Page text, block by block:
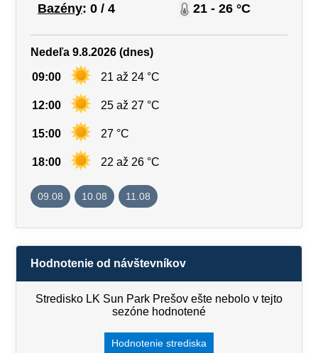
Bazény: 0 / 4 21 - 26 °C
Nedeľa 9.8.2026 (dnes)
09:00 21 až 24 °C
12:00 25 až 27 °C
15:00 27 °C
18:00 22 až 26 °C
09.08 10.08 11.08
Hodnotenie od návštevníkov
Stredisko LK Sun Park Prešov ešte nebolo v tejto
sezóne hodnotené
Hodnotenie strediska